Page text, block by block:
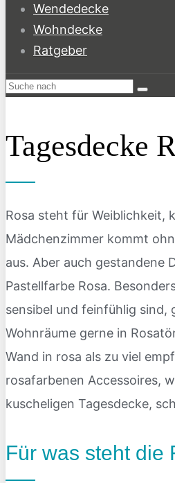
Wendedecke
Wohndecke
Ratgeber
Tagesdecke
Rosa steht für Weiblichkeit,
Mädchenzimmer kommt
aus. Aber auch gestandene
Pastellfarbe Rosa.
sensibel und feinfühlig sind,
Wohnräume gerne in
Wand in rosa als zu viel
rosafarbenen Accessoires,
kuscheligen Tagesdecke,
Für was steht die